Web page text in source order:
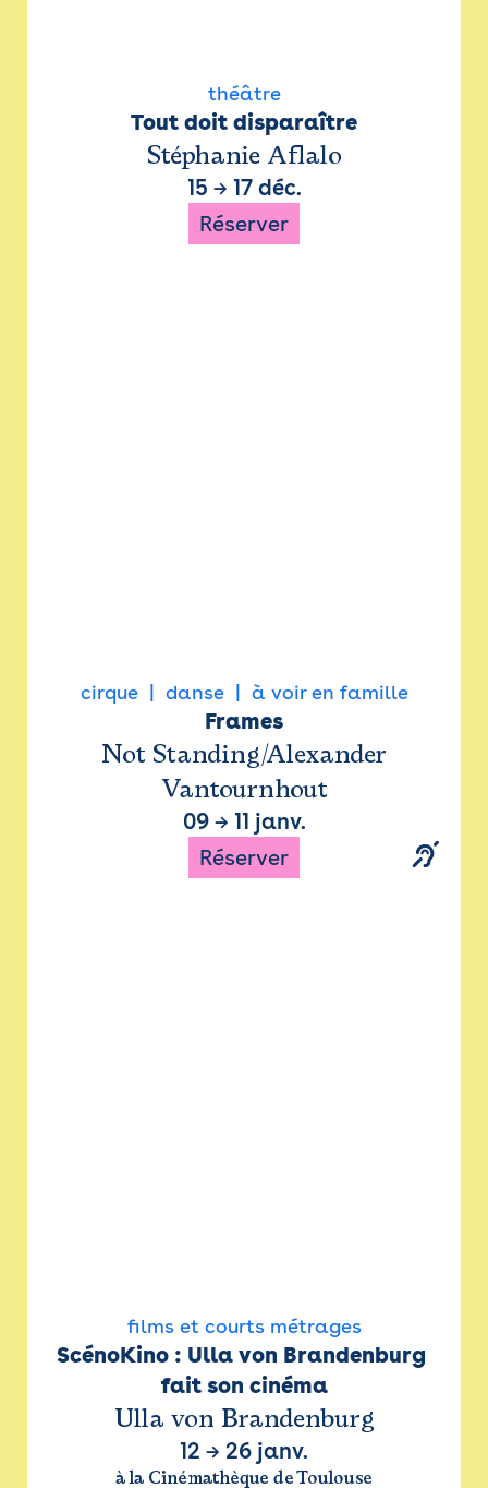
théâtre
Tout doit disparaître
Stéphanie Aflalo
15 → 17 déc.
Réserver
cirque danse à voir en famille
Frames
Not Standing/Alexander
Vantournhout
09→ 11 janv.
Réserver
films et courts métrages
ScénoKino : Ulla von Brandenburg
fait son cinéma
Ulla von Brandenburg
12 → 26 janv.
à la Cinémathèque de Toulouse